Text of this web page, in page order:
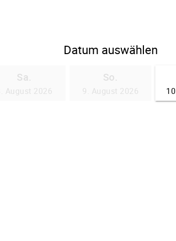
Datum auswählen
Sa.
August 2026
So.
9. August 2026